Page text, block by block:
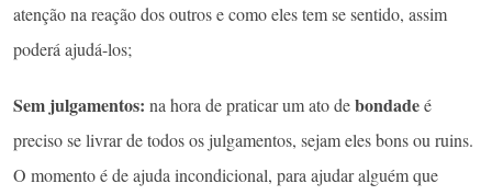
atenção na reação dos outros e como eles tem se sentido, assim
poderá ajudá-los;
Sem julgamentos: na hora de praticar um ato debondadeé
preciso se livrar de todos os julgamentos, sejam eles bons ou ruins.
O momento é de ajuda incondicional, para ajudar alguém que